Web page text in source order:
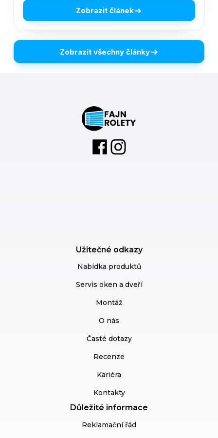
Zobrazit článek
Zobrazit všechny články
Užitečné odkazy
Nabídka produktů
Servis oken a dveří
Montáž
O nás
Časté dotazy
Recenze
Kariéra
Kontakty
Důležité informace
Reklamační řád